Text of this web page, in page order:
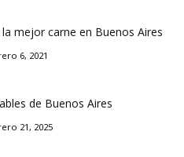
mejor carne en Buenos Aires
6, 2021
de Buenos Aires
21, 2025